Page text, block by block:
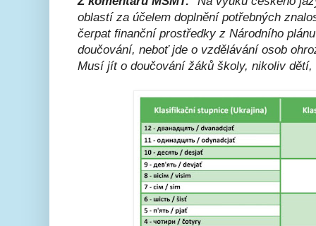
oblastí za účelem doplnění potřebných
čerpat finanční prostředky z Národního
doučování, neboť jde o vzdělávání osob
Musí jít o doučování žáků školy, nikoliv